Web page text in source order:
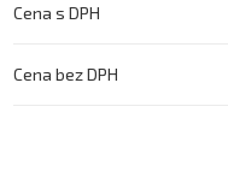
Cena s DPH
Cena bez DPH